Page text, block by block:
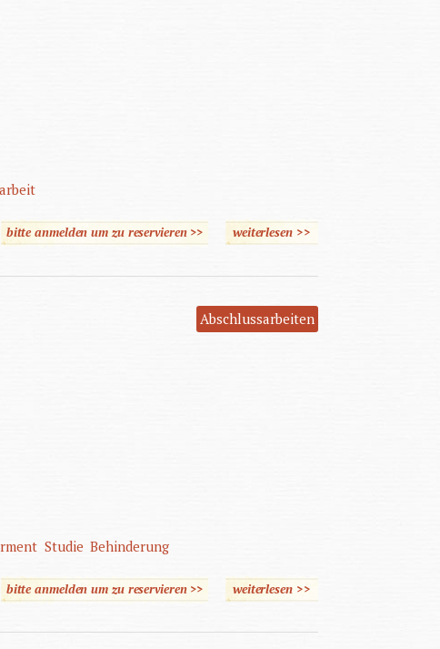
bitte anmelden um zu reservieren >> weiterlesenüber Berührung
>>
Abschlussarbeiten
Studie Behinderung
bitte anmelden um zu reservieren >> weiterlesen über !?Nehetsrev xiN - Nix
>>